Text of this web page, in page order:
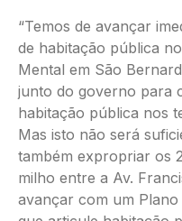
“Temos de avançar
de habitação pública
Mental em São
junto do governo para
habitação pública nos
Mas isto não será
também expropriar os
milho entre a Av.
avançar com um